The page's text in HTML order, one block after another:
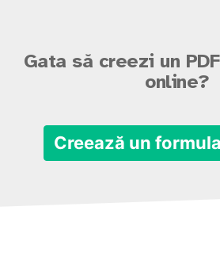
Gata să creezi un
online?
Creează un